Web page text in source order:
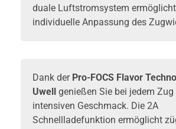
duale Luftstromsystem
individuelle Anpassung des
Dank der Pro-FOCS Flavor
Uwell genießen Sie bei jedem Zug
intensiven Geschmack. Die 2A
Schnellladefunktion ermöglicht